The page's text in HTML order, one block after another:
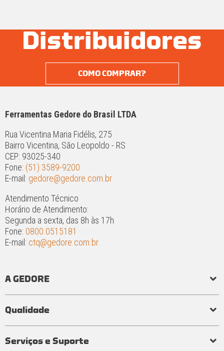
Distribuidores
COMO COMPRAR?
Ferramentas Gedore do Brasil LTDA
Rua Vicentina Maria Fidélis, 275
Bairro Vicentina, São Leopoldo - RS
CEP: 93025-340
Fone: (51) 3589-9200
E-mail: gedore@gedore.com.br
Atendimento Técnico
Horário de Atendimento:
Segunda a sexta, das 8h às 17h
Fone: 0800.0515181
E-mail: ctq@gedore.com.br
A GEDORE
Qualidade
Serviços e Suporte